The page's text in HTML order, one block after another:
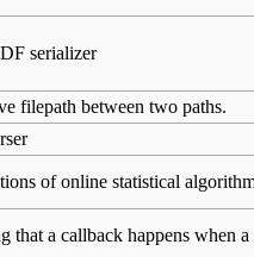
serializer
filepath between two paths.
of online statistical
that a callback happens when